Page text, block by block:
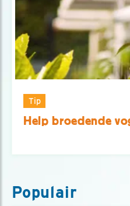
Tip
Help broedende
Populair